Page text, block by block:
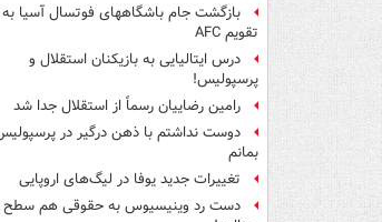
بازگشت جام باشگاههای فوتسال آسیا به
تقویم AFC
درس ایتالیایی‌ به بازیکنان استقلال و
پرسپولیس!
رامین رضاییان رسماً از استقلال جدا شد
دوست نداشتم با ذهن درگیر در
بمانم
تغییرات جدید یوفا در لیگ‌های اروپایی
دست رد وینیسیوس به حقوقی هم سطح